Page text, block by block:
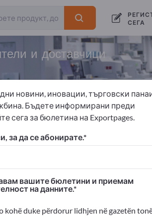
СЕГА
и доставчици
Медицински помпи
оттук
ви на Exportpages.
тук
новини, иновации, търговски
Бъдете информирани преди
сега за бюлетина на Exportpages.
за да се абонирате.
вашите бюлетини и приемам
на данните.
kohë duke përdorur lidhjen në gazetën